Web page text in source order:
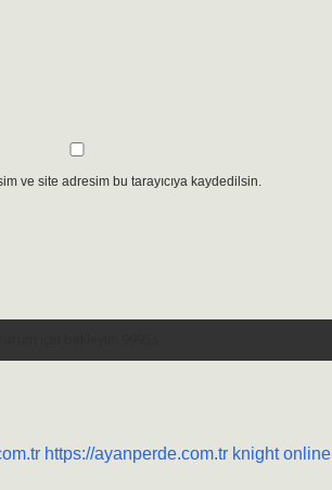
ve site adresim bu tarayıcıya kaydedilsin.
https://ayanperde.com.tr knight online